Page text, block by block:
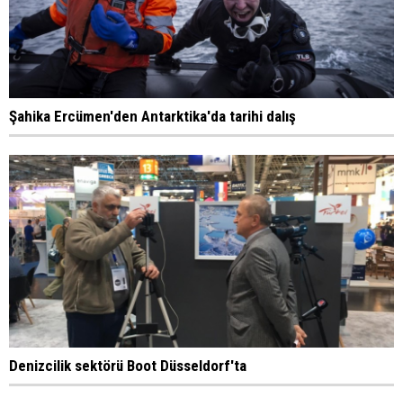
Şahika Ercümen'den Antarktika'da tarihi dalış
Denizcilik sektörü Boot Düsseldorf'ta